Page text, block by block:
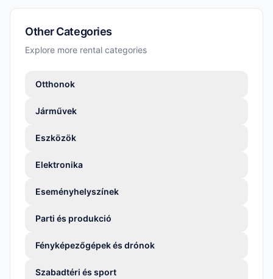
Other Categories
Explore more rental categories
Otthonok
Járművek
Eszközök
Elektronika
Eseményhelyszínek
Parti és produkció
Fényképezőgépek és drónok
Szabadtéri és sport